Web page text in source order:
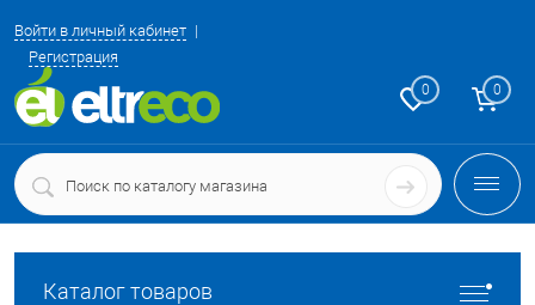
Войти в личный кабинет
Регистрация
0 0
Каталог товаров